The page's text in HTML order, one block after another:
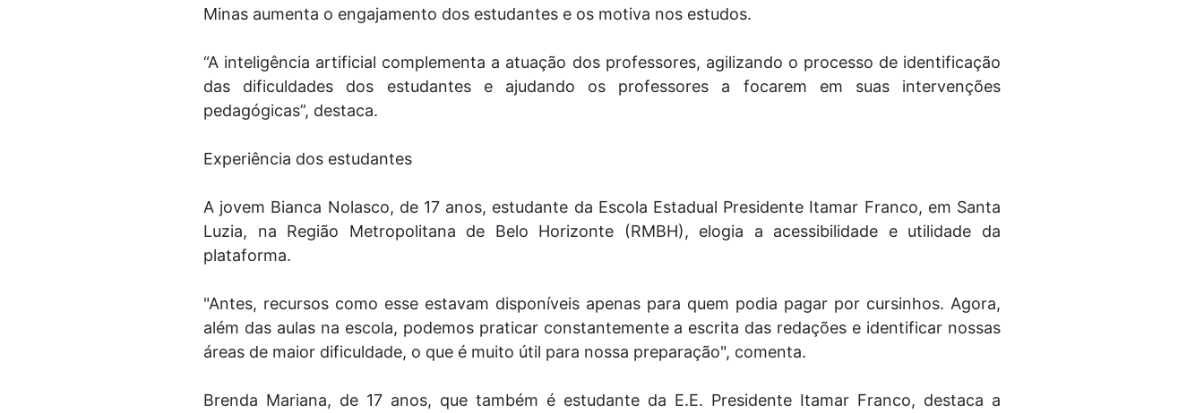
Minas aumenta o engajamento dos estudantes e os motiva nos estudos.
“A inteligência artificial complementa a atuação dos professores, agilizando o processo de identificação
das dificuldades dos estudantes e ajudando os professores a focarem em suas intervenções
pedagógicas”, destaca.
Experiência dos estudantes
A jovem Bianca Nolasco, de 17 anos, estudante da Escola Estadual Presidente Itamar Franco, em Santa
Luzia, na Região Metropolitana de Belo Horizonte (RMBH), elogia a acessibilidade e utilidade da
plataforma.
"Antes, recursos como esse estavam disponíveis apenas para quem podia pagar por cursinhos. Agora,
além das aulas na escola, podemos praticar constantemente a escrita das redações e identificar nossas
áreas de maior dificuldade, o que é muito útil para nossa preparação", comenta.
Brenda Mariana, de 17 anos, que também é estudante da E.E. Presidente Itamar Franco, destaca a